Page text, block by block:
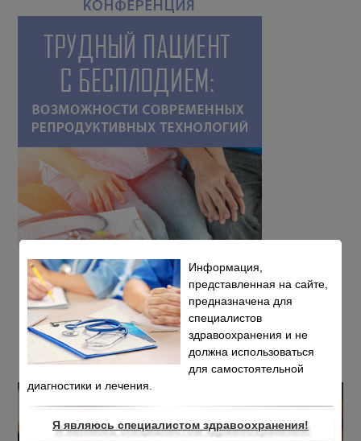
Информация,
представленная на сайте,
предназначена для
специалистов
здравоохранения и не
должна использоваться
для самостоятельной
диагностики и лечения.
Я являюсь специалистом здравоохранения!